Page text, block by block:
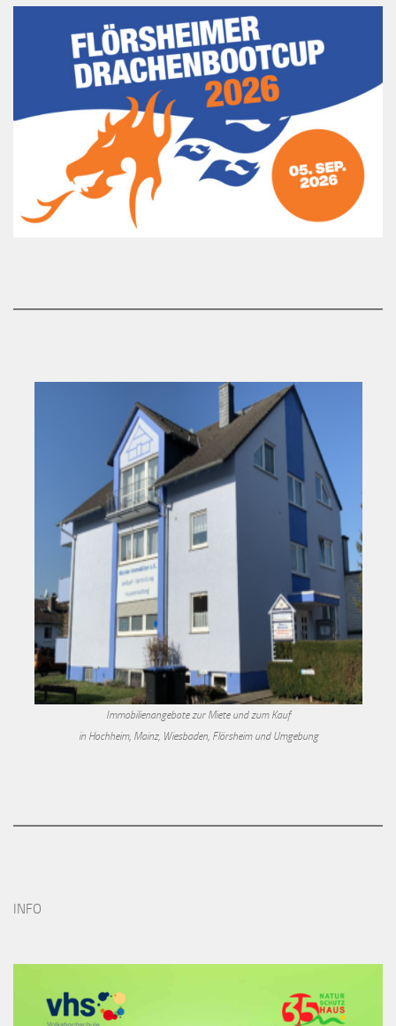
Immobilienangebote zur Miete und zum Kauf
in Hochheim, Mainz, Wiesbaden, Flörsheim und Umgebung
INFO